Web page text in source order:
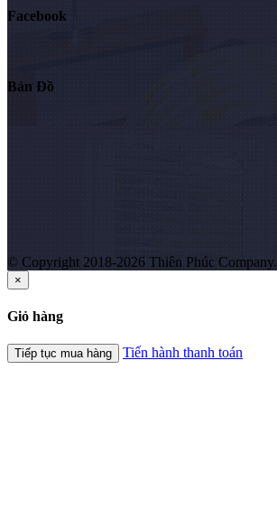
Facebook
Bản Đồ
© Copyright 2018-2026 Thiên Phúc Company.
×
Giỏ hàng
Tiếp tục mua hàng Tiến hành thanh toán